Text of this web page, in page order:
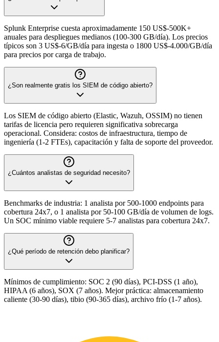
Splunk Enterprise cuesta aproximadamente 150 US$-500K+
anuales para despliegues medianos (100-300 GB/día). Los precios
típicos son 3 US$-6/GB/día para ingesta o 1800 US$-4.000/GB/día
para precios por carga de trabajo.
¿Son realmente gratis los SIEM de código abierto?
Los SIEM de código abierto (Elastic, Wazuh, OSSIM) no tienen
tarifas de licencia pero requieren significativa sobrecarga
operacional. Considera: costos de infraestructura, tiempo de
ingeniería (1-2 FTEs), capacitación y falta de soporte del proveedor.
¿Cuántos analistas de seguridad necesito?
Benchmarks de industria: 1 analista por 500-1000 endpoints para
cobertura 24x7, o 1 analista por 50-100 GB/día de volumen de logs.
Un SOC mínimo viable requiere 5-7 analistas para cobertura 24x7.
¿Qué período de retención debo planificar?
Mínimos de cumplimiento: SOC 2 (90 días), PCI-DSS (1 año),
HIPAA (6 años), SOX (7 años). Mejor práctica: almacenamiento
caliente (30-90 días), tibio (90-365 días), archivo frío (1-7 años).